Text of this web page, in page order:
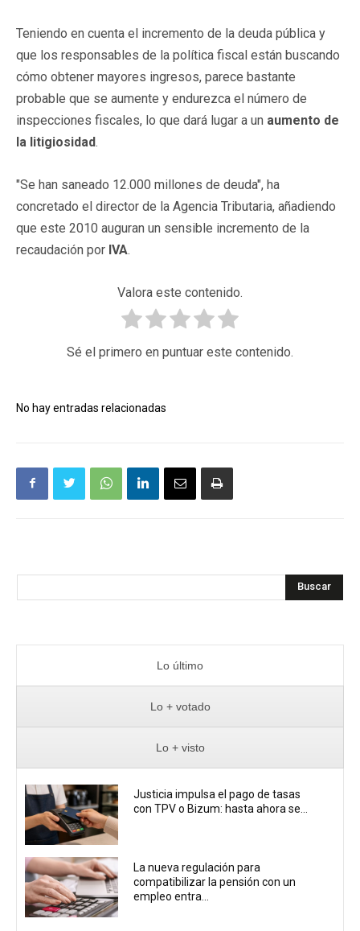
Teniendo en cuenta el incremento de la deuda pública y
que los responsables de la política fiscal están buscando
cómo obtener mayores ingresos, parece bastante
probable que se aumente y endurezca el número de
inspecciones fiscales, lo que dará lugar a un aumento de
la litigiosidad.
"Se han saneado 12.000 millones de deuda", ha
concretado el director de la Agencia Tributaria, añadiendo
que este 2010 auguran un sensible incremento de la
recaudación por IVA.
Valora este contenido.
Sé el primero en puntuar este contenido.
No hay entradas relacionadas
Buscar
Lo último
Lo + votado
Lo + visto
Justicia impulsa el pago de tasas
con TPV o Bizum: hasta ahora se...
La nueva regulación para
compatibilizar la pensión con un
empleo entra...